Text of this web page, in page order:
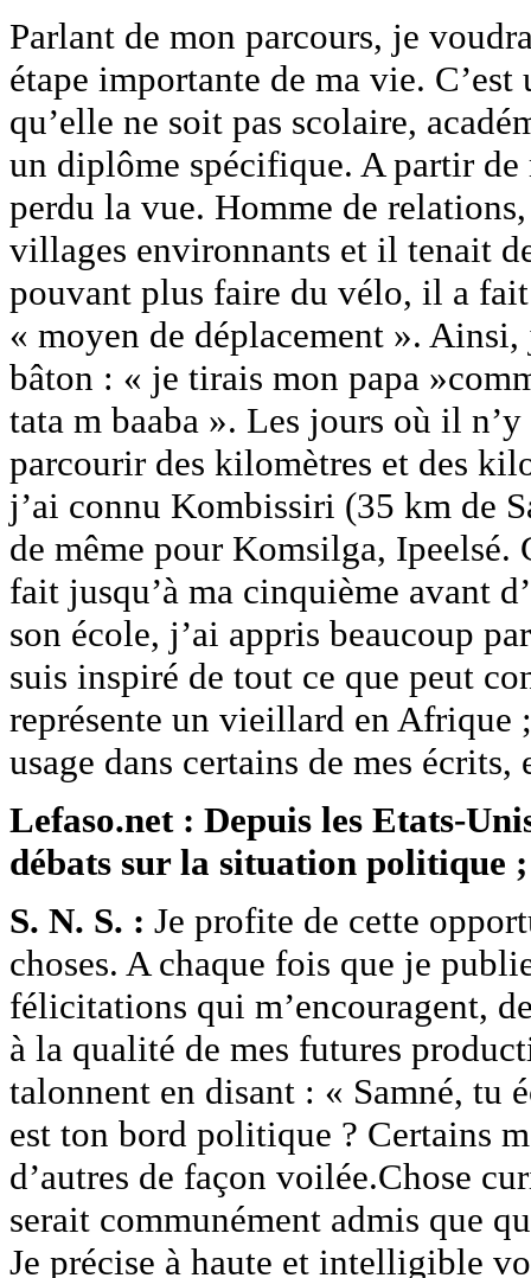
Parlant de mon parcours, je
étape importante de ma vie.
qu’elle ne soit pas scolaire,
un diplôme spécifique. A partir de
perdu la vue. Homme de
villages environnants et il tenait
pouvant plus faire du vélo, il a
« moyen de déplacement ».
bâton : « je tirais mon papa
tata m baaba ». Les jours où il
parcourir des kilomètres et des
j’ai connu Kombissiri (35 km de
de même pour Komsilga,
fait jusqu’à ma cinquième avant
son école, j’ai appris beaucoup
suis inspiré de tout ce que peut
représente un vieillard en Afrique
usage dans certains de mes écrits,
Lefaso.net : Depuis les Etats-
débats sur la situation politique
S. N. S. : Je profite de cette
choses. A chaque fois que je
félicitations qui m’encouragent,
à la qualité de mes futures
talonnent en disant : « Samné, tu
est ton bord politique ? Certains
d’autres de façon voilée.Chose
serait communément admis que
Je précise à haute et intelligible